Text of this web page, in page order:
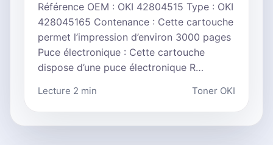
Référence OEM : OKI 42804515 Type : OKI
428045165 Contenance : Cette cartouche
permet l’impression d’environ 3000 pages
Puce électronique : Cette cartouche
dispose d’une puce électronique R…
Lecture 2 min Toner OKI